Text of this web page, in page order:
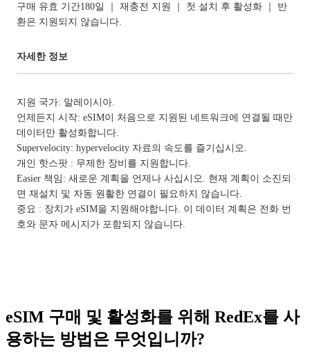
구매 유효 기간180일 ｜ 재충전 지원 ｜ 첫 설치 후 활성화 ｜ 반
환은 지원되지 않습니다.
자세한 정보
지원 국가: 말레이시아.
언제든지 시작: eSIM이 처음으로 지원된 네트워크에 연결될 때만
데이터만 활성화합니다.
Supervelocity: hypervelocity 자료의 속도를 즐기십시오.
개인 핫스팟 : 무제한 장비를 지원합니다.
Easier 책임: 새로운 계획을 언제나 사십시오. 현재 계획이 소진되
면 재설치 및 자동 원활한 연결이 필요하지 않습니다.
중요 : 장치가 eSIM을 지원해야합니다. 이 데이터 계획은 전화 번
호와 문자 메시지가 포함되지 않습니다.
eSIM 구매 및 활성화를 위해 RedEx를 사
용하는 방법은 무엇입니까?